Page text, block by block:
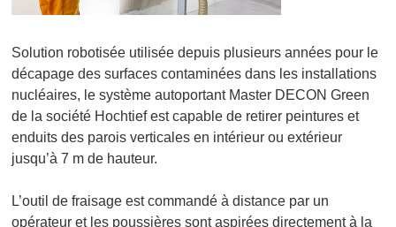
Solution robotisée utilisée depuis plusieurs années pour le
décapage des surfaces contaminées dans les installations
nucléaires, le système autoportant Master DECON Green
de la société Hochtief est capable de retirer peintures et
enduits des parois verticales en intérieur ou extérieur
jusqu’à 7 m de hauteur.
L’outil de fraisage est commandé à distance par un
opérateur et les poussières sont aspirées directement à la